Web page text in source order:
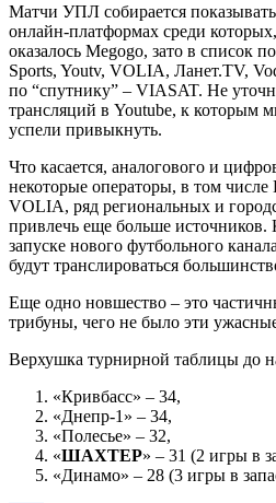
Матчи УПЛ собирается показывать
онлайн-платформах среди
оказалось Megogo, зато в список
Sports, Youtv, VOLIA, Ланет.TV,
по “спутнику” – VIASAT. Не
трансляций в Youtube, к которым
успели привыкнуть.
Что касается, аналогового и
некоторые операторы, в том числе
VOLIA, ряд региональных и
привлечь еще больше источников.
запуске нового футбольного
будут транслироваться
Еще одно новшество – это
трибуны, чего не было эти
Верхушка турнирной таблицы до
«Кривбасс» – 34,
«Днепр-1» – 34,
«Полесье» – 32,
«ШАХТЕР» – 31 (2 игры в
«Динамо» – 28 (3 игры в